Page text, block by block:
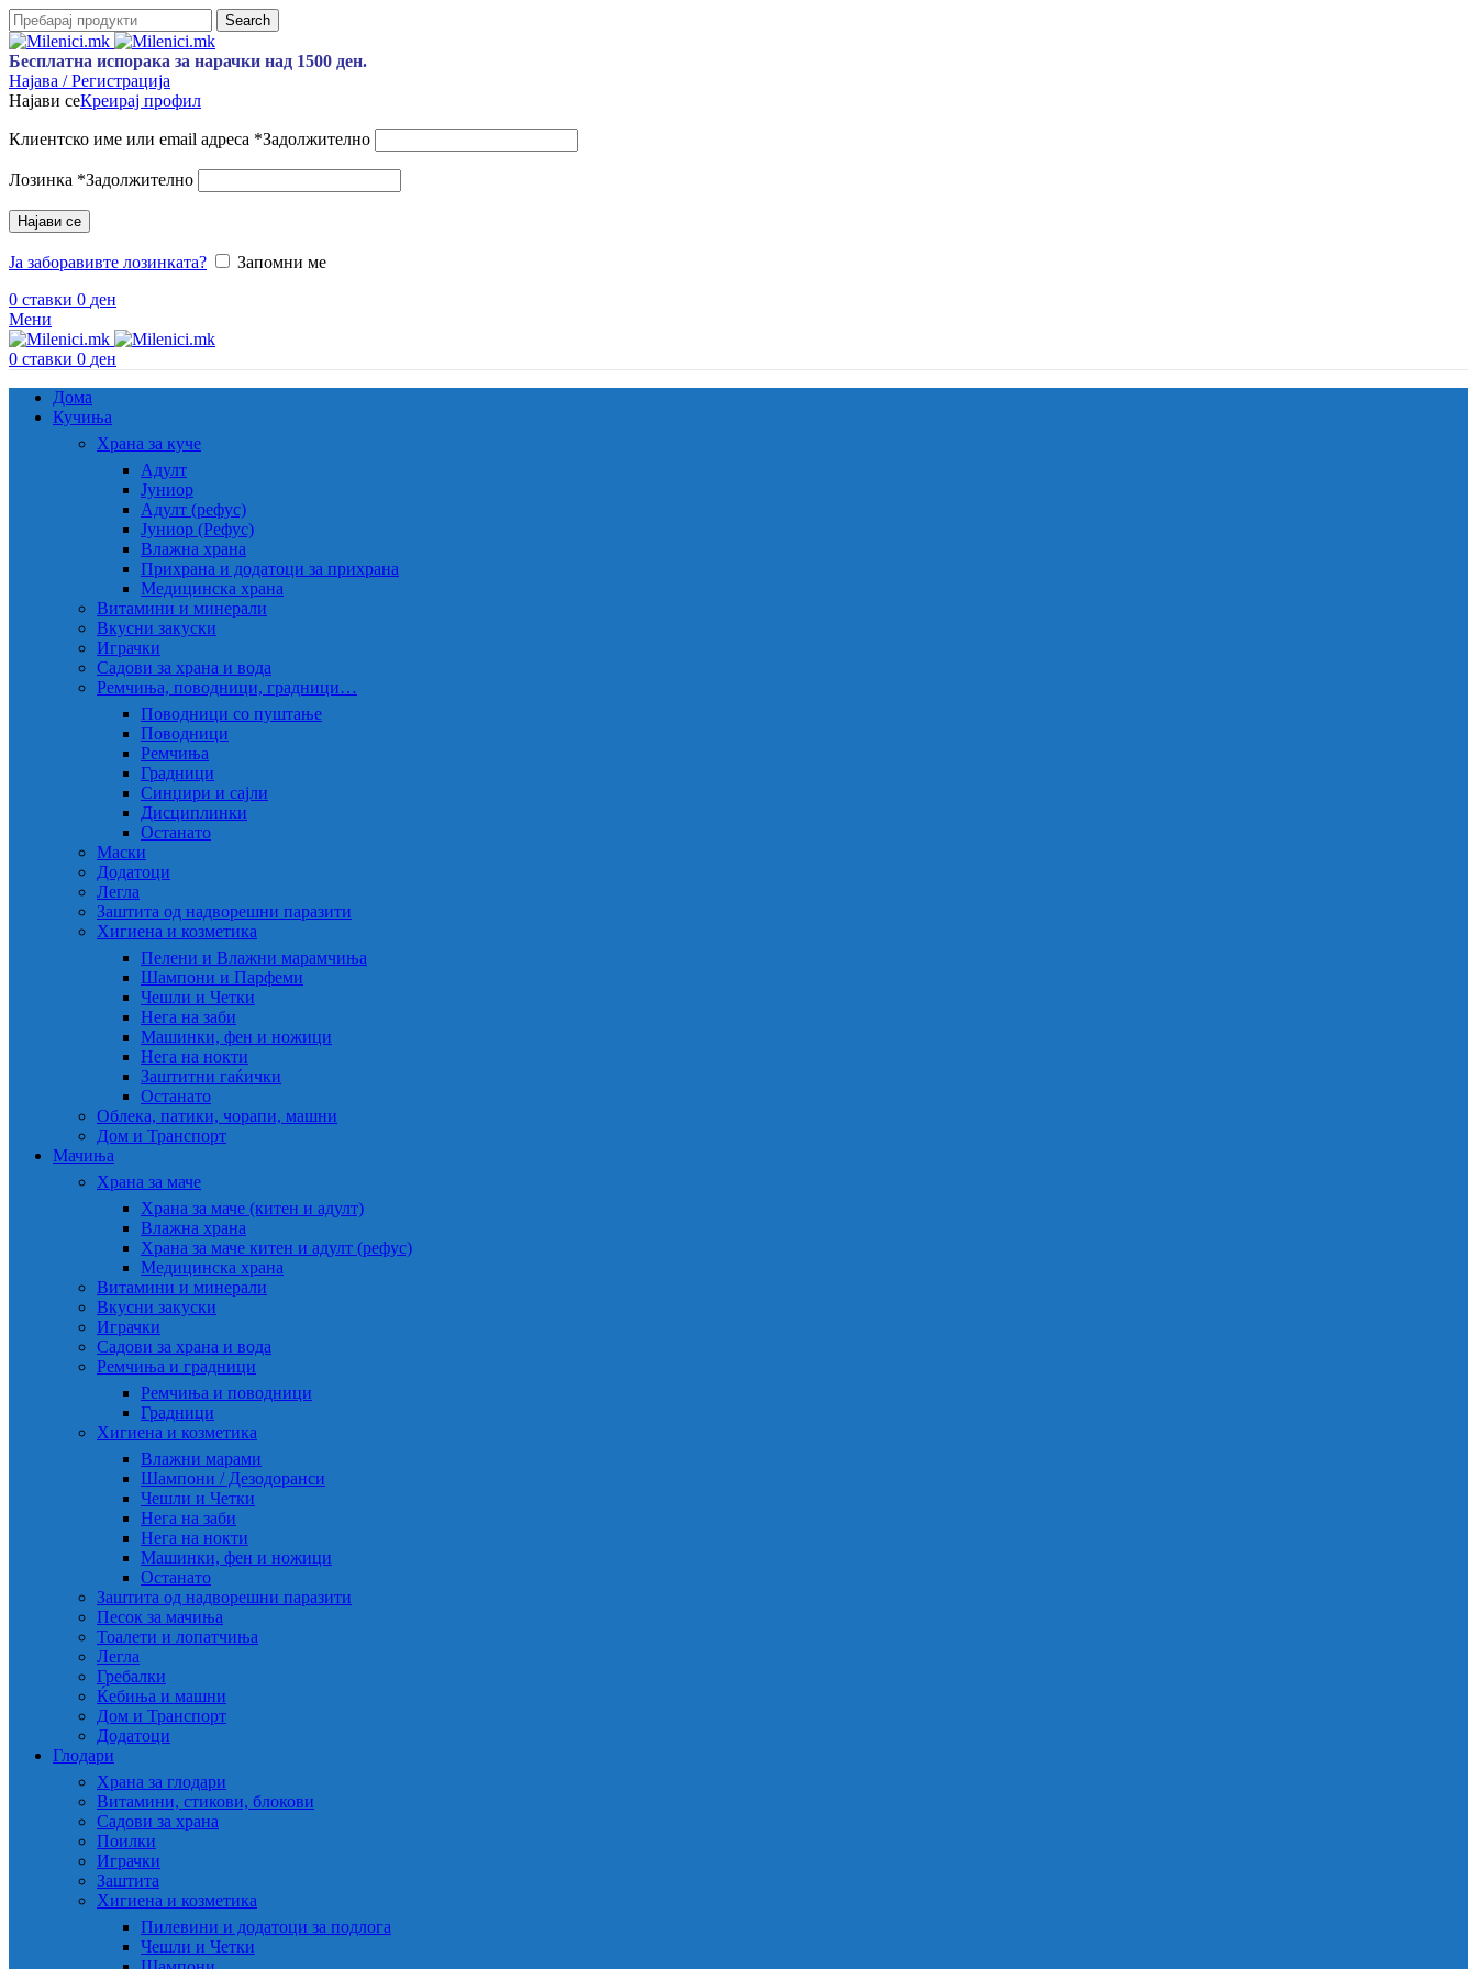
Search
Бесплатна испорака за нарачки над 1500 ден.
Најава / Регистрација
Најави сеКреирај профил
Клиентско име или email адреса *Задолжително
Лозинка *Задолжително
Најави се
Ја заборавивте лозинката?
Запомни ме
0 ставки 0 ден
Мени
0 ставки 0 ден
Дома
Кучиња
Храна за куче
Адулт
Јуниор
Адулт (рефус)
Јуниор (Рефус)
Влажна храна
Прихрана и додатоци за прихрана
Медицинска храна
Витамини и минерали
Вкусни закуски
Играчки
Садови за храна и вода
Ремчиња, поводници, градници…
Поводници со пуштање
Поводници
Ремчиња
Градници
Синџири и сајли
Дисциплинки
Останато
Маски
Додатоци
Легла
Заштита од надворешни паразити
Хигиена и козметика
Пелени и Влажни марамчиња
Шампони и Парфеми
Чешли и Четки
Нега на заби
Машинки, фен и ножици
Нега на нокти
Заштитни гаќички
Останато
Облека, патики, чорапи, машни
Дом и Транспорт
Мачиња
Храна за маче
Храна за маче (китен и адулт)
Влажна храна
Храна за маче китен и адулт (рефус)
Медицинска храна
Витамини и минерали
Вкусни закуски
Играчки
Садови за храна и вода
Ремчиња и градници
Ремчиња и поводници
Градници
Хигиена и козметика
Влажни марами
Шампони / Дезодоранси
Чешли и Четки
Нега на заби
Нега на нокти
Машинки, фен и ножици
Останато
Заштита од надворешни паразити
Песок за мачиња
Тоалети и лопатчиња
Легла
Гребалки
Ќебиња и машни
Дом и Транспорт
Додатоци
Глодари
Храна за глодари
Витамини, стикови, блокови
Садови за храна
Поилки
Играчки
Заштита
Хигиена и козметика
Пилевини и додатоци за подлога
Чешли и Четки